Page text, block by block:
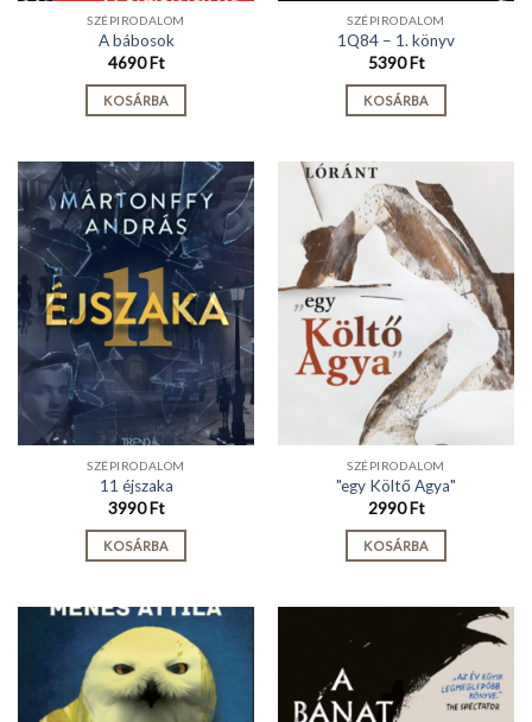
SZÉPIRODALOM
A bábosok
4690Ft
KOSÁRBA
SZÉPIRODALOM
1Q84 – 1. könyv
5390Ft
KOSÁRBA
SZÉPIRODALOM
11 éjszaka
3990Ft
KOSÁRBA
SZÉPIRODALOM
"egy Költő Agya"
2990Ft
KOSÁRBA